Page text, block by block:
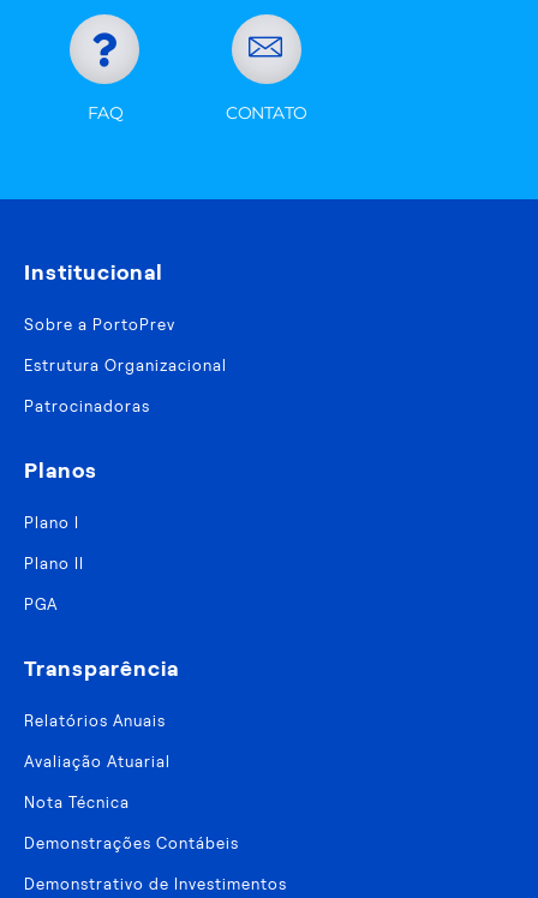
FAQ CONTATO
Institucional
Sobre a PortoPrev
Estrutura Organizacional
Patrocinadoras
Planos
Plano I
Plano II
PGA
Transparência
Relatórios Anuais
Avaliação Atuarial
Nota Técnica
Demonstrações Contábeis
Demonstrativo de Investimentos